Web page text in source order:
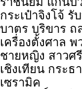
กระเป๋าจิงโจ้ รั
บาตร บริขาร ถ
เครื่องตั้งศาล พ
ชายหญิง สาวศ
เชิงเทียน กระธ
เซรามิค